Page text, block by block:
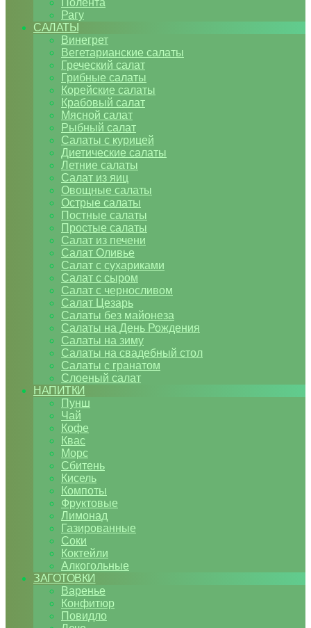
Полента
Рагу
САЛАТЫ
Винегрет
Вегетарианские салаты
Греческий салат
Грибные салаты
Корейские салаты
Крабовый салат
Мясной салат
Рыбный салат
Салаты с курицей
Диетические салаты
Летние салаты
Салат из яиц
Овощные салаты
Острые салаты
Постные салаты
Простые салаты
Салат из печени
Салат Оливье
Салат с сухариками
Салат с сыром
Салат с черносливом
Салат Цезарь
Салаты без майонеза
Салаты на День Рождения
Салаты на зиму
Салаты на свадебный стол
Салаты с гранатом
Слоеный салат
НАПИТКИ
Пунш
Чай
Кофе
Квас
Морс
Сбитень
Кисель
Компоты
Фруктовые
Лимонад
Газированные
Соки
Коктейли
Алкогольные
ЗАГОТОВКИ
Варенье
Конфитюр
Повидло